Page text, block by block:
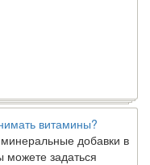
витамины?
добавки в
можете задаться
для приема